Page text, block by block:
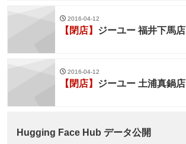
2016-04-12
【閉店】 ジーユー 福井下馬店
2016-04-12
【閉店】 ジーユー 土浦真鍋店
Hugging Face Hub データ公開